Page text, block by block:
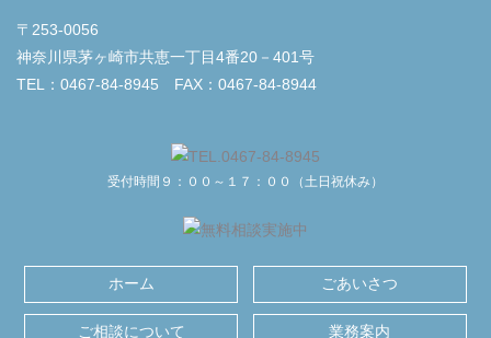
〒253-0056
神奈川県茅ヶ崎市共恵一丁目4番20－401号
TEL：0467-84-8945 FAX：0467-84-8944
受付時間９：００～１７：００（土日祝休み）
ホーム ごあいさつ
ご相談について 業務案内